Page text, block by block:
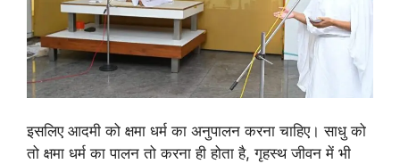
इसलिए आदमी को क्षमा धर्म का अनुपालन करना चाहिए। साधु को
तो क्षमा धर्म का पालन तो करना ही होता है, गृहस्थ जीवन में भी